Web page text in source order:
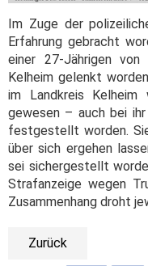
Im Zuge der
Erfahrung gebracht
einer 27-Jährigen
Kelheim gelenkt
im Landkreis Kelheim
gewesen – auch bei
festgestellt worden.
über sich ergehen
sei sichergestellt
Strafanzeige wegen
Zusammenhang droht
Zurück